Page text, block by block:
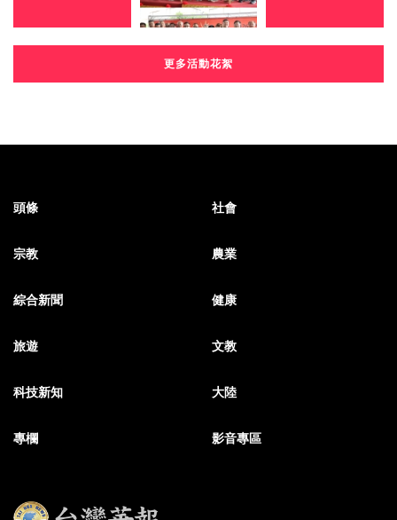
更多活動花絮
頭條 社會
宗教 農業
綜合新聞 健康
旅遊 文教
科技新知 大陸
專欄 影音專區